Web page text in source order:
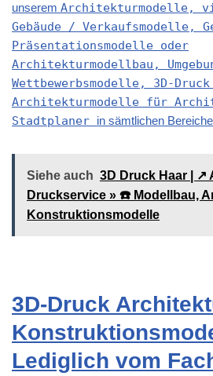
unserem Architekturmodelle,
Gebäude / Verkaufsmodelle,
Präsentationsmodelle oder
Architekturmodellbau,
Wettbewerbsmodelle, 3D-
Architekturmodelle für
Stadtplaner in sämtlichen
Siehe auch 3D Druck Haar | ↗️
Druckservice » ☎️ Modellbau,
Konstruktionsmodelle
3D-Druck
Lediglich vom